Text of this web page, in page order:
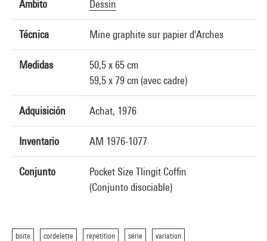
Ámbito Dessin
Técnica Mine graphite sur papier d'Arches
Medidas
50,5 x 65 cm
59,5 x 79 cm (avec cadre)
Adquisición Achat, 1976
Inventario AM 1976-1077
Conjunto
Pocket Size Tlingit Coffin
(Conjunto disociable)
boîte cordelette répétition série variation